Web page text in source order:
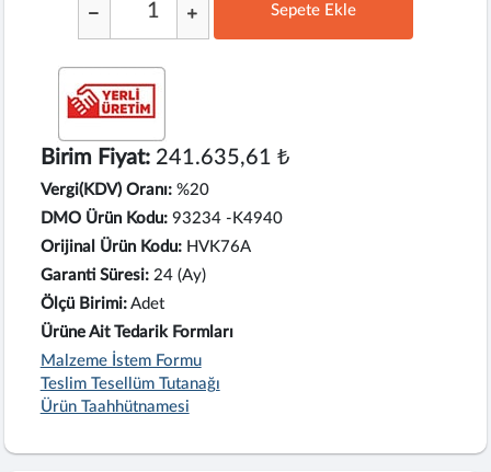
Sepete Ekle
Birim Fiyat:241.635,61 ₺
Vergi(KDV) Oranı: %20
DMO Ürün Kodu: 93234 -K4940
Orijinal Ürün Kodu: HVK76A
Garanti Süresi: 24 (Ay)
Ölçü Birimi: Adet
Ürüne Ait Tedarik Formları
Malzeme İstem Formu
Teslim Tesellüm Tutanağı
Ürün Taahhütnamesi